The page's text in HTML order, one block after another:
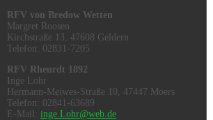
RFV von Bredow Wetten
Margret Roosen
Kirchstraße 13, 47608 Geldern
Telefon: 02831-7205
RFV Rheurdt 1892
Inge Lohr
Hermann-Meiwes-Straße 10, 47447 Moers
Telefon: 02841-63689
E-Mail:inge.Lohr@web.de